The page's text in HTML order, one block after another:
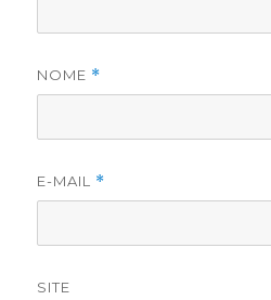
NOME *
E-MAIL *
SITE